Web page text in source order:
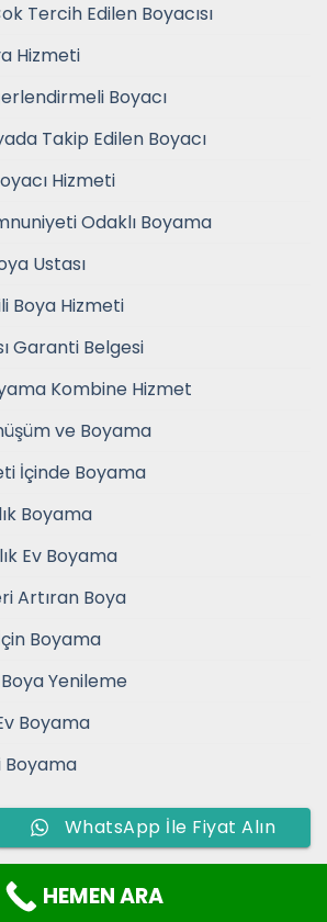
Tercih Edilen Boyacısı
Hizmeti
Boyacı
Takip Edilen Boyacı
Hizmeti
Odaklı Boyama
Ustası
Boya Hizmeti
Garanti Belgesi
Kombine Hizmet
ve Boyama
İçinde Boyama
Boyama
Ev Boyama
Artıran Boya
Boyama
Boya Yenileme
Boyama
Boyama
2026 ©İzmir Boya Badana
WhatsApp İle Fiyat Alın
HEMEN ARA